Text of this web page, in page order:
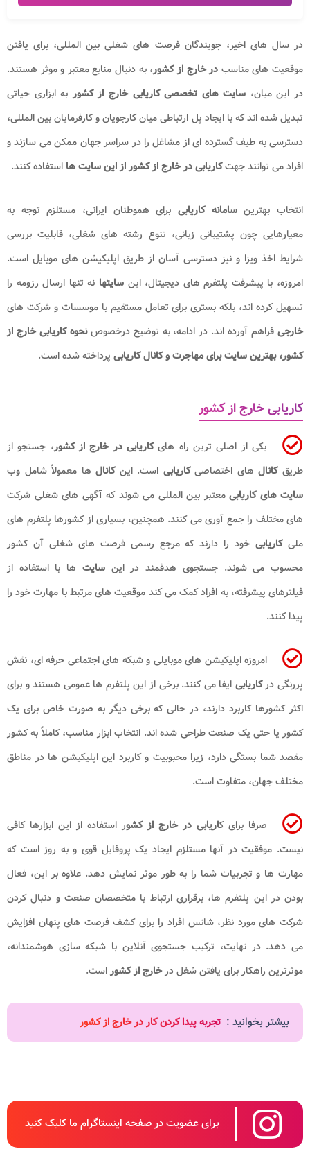
در سال های اخیر، جویندگان فرصت های شغلی بین المللی، برای یافتن
موقعیت های مناسب در خارج از کشور، به دنبال منابع معتبر و موثر هستند.
در این میان، سایت های تخصصی کاریابی خارج از کشوربه ابزاری حیاتی
تبدیل شده اند که با ایجاد پل ارتباطی میان کارجویان و کارفرمایان بین المللی،
دسترسی به طیف گسترده ای از مشاغل را در سراسر جهان ممکن می سازند و
افراد می توانند جهتکاریابی در خارج از کشور از این سایت ها استفاده کنند.
انتخاب بهترینسامانه کاریابی برای هموطنان ایرانی، مستلزم توجه به
معیارهایی چون پشتیبانی زبانی، تنوع رشته های شغلی، قابلیت بررسی
شرایط اخذ ویزا و نیز دسترسی آسان از طریق اپلیکیشن های موبایل است.
امروزه، با پیشرفت پلتفرم های دیجیتال، اینسایتها نه تنها ارسال رزومه را
تسهیل کرده اند، بلکه بستری برای تعامل مستقیم با موسسات و شرکت های
خارجی فراهم آورده اند. در ادامه، به توضیح درخصوصنحوه کاریابی خارج از
کشور، بهترین سایت برای مهاجرت و کانال کاریابی پرداخته شده است.
کاریابی خارج از کشور
یکی از اصلی ترین راه هایکاریابی در خارج از کشور، جستجو از
طریقکانال های اختصاصیکاریابی است. اینکانالها معمولاً شامل وب
سایت های کاریابی معتبر بین المللی می شوند که آگهی های شغلی شرکت
های مختلف را جمع آوری می کنند. همچنین، بسیاری از کشورها پلتفرم های
ملیکاریابیخود را دارند که مرجع رسمی فرصت های شغلی آن کشور
محسوب می شوند. جستجوی هدفمند در اینسایت ها با استفاده از
فیلترهای پیشرفته، به افراد کمک می کند موقعیت های مرتبط با مهارت خود را
پیدا کنند.
امروزه اپلیکیشن های موبایلی و شبکه های اجتماعی حرفه ای، نقش
پررنگی درکاریابی ایفا می کنند. برخی از این پلتفرم ها عمومی هستند و برای
اکثر کشورها کاربرد دارند، در حالی که برخی دیگر به صورت خاص برای یک
کشور یا حتی یک صنعت طراحی شده اند. انتخاب ابزار مناسب، کاملاً به کشور
مقصد شما بستگی دارد، زیرا محبوبیت و کاربرد این اپلیکیشن ها در مناطق
مختلف جهان، متفاوت است.
صرفا برای کاریابی در خارج از کشور استفاده از این ابزارها کافی
نیست. موفقیت در آنها مستلزم ایجاد یک پروفایل قوی و به روز است که
مهارت ها و تجربیات شما را به طور موثر نمایش دهد. علاوه بر این، فعال
بودن در این پلتفرم ها، برقراری ارتباط با متخصصان صنعت و دنبال کردن
شرکت های مورد نظر، شانس افراد را برای کشف فرصت های پنهان افزایش
می دهد. در نهایت، ترکیب جستجوی آنلاین با شبکه سازی هوشمندانه،
موثرترین راهکار برای یافتن شغل درخارج از کشوراست.
بیشتر بخوانید : تجربه پیدا کردن کار در خارج از کشور
برای عضویت در صفحه اینستاگرام ما کلیک کنید